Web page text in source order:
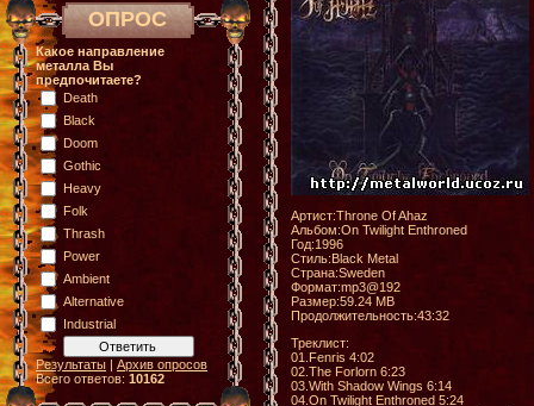
ОПРОС
Какое направление
металла Вы
предпочитаете?
Death
Black
Doom
Gothic
Heavy
Folk
Thrash
Power
Ambient
Alternative
Industrial
Результаты | Архив опросов
Всего ответов: 10162
Артист:Throne Of Ahaz
Альбом:On Twilight Enthroned
Год:1996
Стиль:Black Metal
Страна:Sweden
Формат:mp3@192
Размер:59.24 MB
Продолжительность:43:32
Треклист:
01.Fenris 4:02
02.The Forlorn 6:23
03.With Shadow Wings 6:14
04.On Twilight Enthroned 5:24